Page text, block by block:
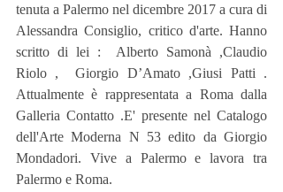
tenuta a Palermo nel dicembre 2017 a cura di
Alessandra Consiglio, critico d'arte. Hanno
scritto di lei :  Alberto Samonà ,Claudio
Riolo ,  Giorgio D’Amato ,Giusi Patti .
Attualmente è rappresentata a Roma dalla
Galleria Contatto .E' presente nel Catalogo
dell'Arte Moderna N 53 edito da Giorgio
Mondadori. Vive a Palermo e lavora tra
Palermo e Roma.